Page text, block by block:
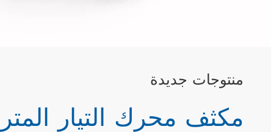
منتوجات جديدة
مكثف محرك التيار